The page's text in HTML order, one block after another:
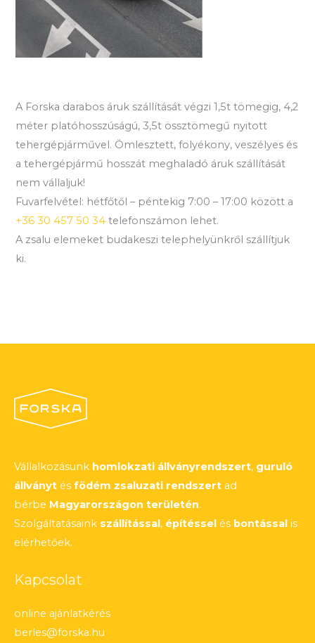
A Forska darabos áruk szállítását végzi 1,5t tömegig, 4,2
méter platóhosszúságú, 3,5t össztömegű nyitott
tehergépjárművel. Ömlesztett, folyékony, veszélyes és
a tehergépjármű hosszát meghaladó áruk szállítását
nem vállaljuk!
Fuvarfelvétel: hétfőtől – péntekig 7:00 – 17:00 között a
+36 30 457 50 34 telefonszámon lehet.
A zsalu elemeket budakeszi telephelyünkről szállítjuk
ki.
Vállalkozásunk homlokzati állványrendszert, guruló
állványt és födém zsaluzati rendszert ad
bérbe Magyarországon területén.
Szolgáltatásaink szállítással, építéssel és bontással is
elérhetőek.
Kapcsolat
online ajánlatkérés
berles@forska.hu